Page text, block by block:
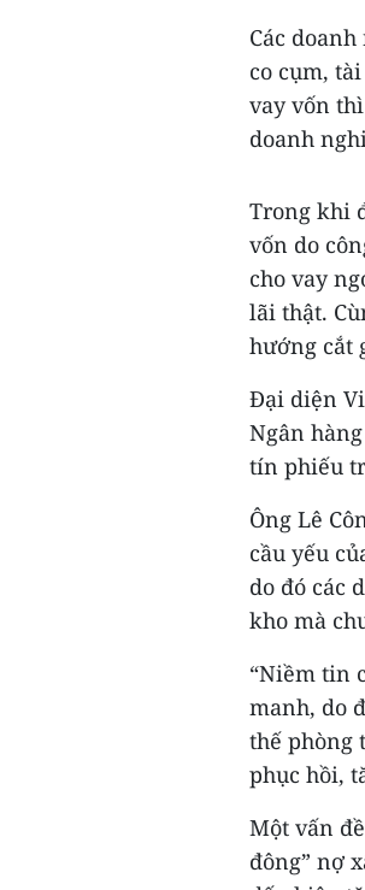
Các
co cụm,
vay vốn
doanh
Trong khi
vốn do
cho vay
lãi thật.
hướng cắt
Đại diện
Ngân
tín phiếu
Ông Lê
cầu yếu
do đó các
kho mà
“Niềm tin
manh, do
thế phòng
phục hồi,
Một vấn
đông” nợ